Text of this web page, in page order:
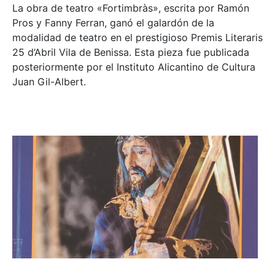
La obra de teatro «Fortimbràs», escrita por Ramón
Pros y Fanny Ferran, ganó el galardón de la
modalidad de teatro en el prestigioso Premis Literaris
25 d’Abril Vila de Benissa. Esta pieza fue publicada
posteriormente por el Instituto Alicantino de Cultura
Juan Gil-Albert.